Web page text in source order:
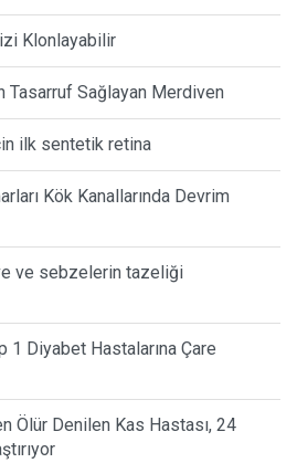
Klonlayabilir
Tasarruf Sağlayan Merdiven
ilk sentetik retina
Kök Kanallarında Devrim
ve sebzelerin tazeliği
1 Diyabet Hastalarına Çare
Ölür Denilen Kas Hastası, 24